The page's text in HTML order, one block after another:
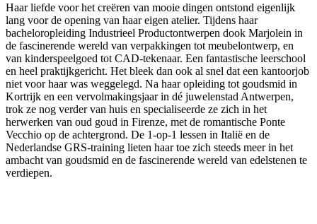
Haar liefde voor het creëren van mooie dingen ontstond eigenlijk
lang voor de opening van haar eigen atelier. Tijdens haar
bacheloropleiding Industrieel Productontwerpen dook Marjolein in
de fascinerende wereld van verpakkingen tot meubelontwerp, en
van kinderspeelgoed tot CAD-tekenaar. Een fantastische leerschool
en heel praktijkgericht. Het bleek dan ook al snel dat een kantoorjob
niet voor haar was weggelegd. Na haar opleiding tot goudsmid in
Kortrijk en een vervolmakingsjaar in dé juwelenstad Antwerpen,
trok ze nog verder van huis en specialiseerde ze zich in het
herwerken van oud goud in Firenze, met de romantische Ponte
Vecchio op de achtergrond. De 1-op-1 lessen in Italië en de
Nederlandse GRS-training lieten haar toe zich steeds meer in het
ambacht van goudsmid en de fascinerende wereld van edelstenen te
verdiepen.